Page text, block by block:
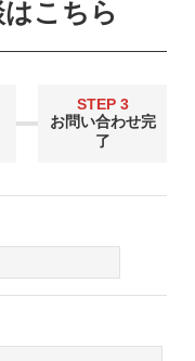
こちら
STEP 3
お問い合わせ完
了